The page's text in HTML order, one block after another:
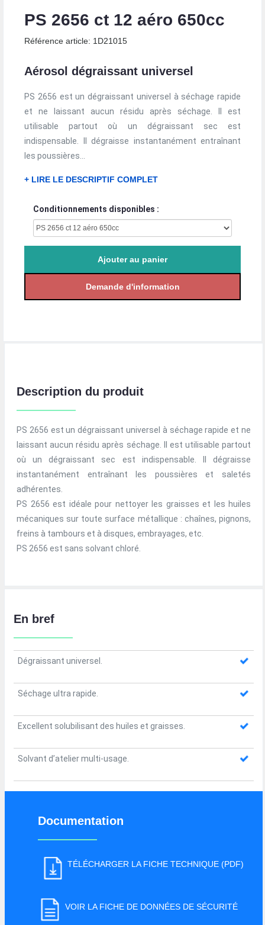
PS 2656 ct 12 aéro 650cc
Référence article: 1D21015
Aérosol dégraissant universel
PS 2656 est un dégraissant universel à séchage rapide
et ne laissant aucun résidu après séchage. Il est
utilisable partout où un dégraissant sec est
indispensable. Il dégraisse instantanément entraînant
les poussières...
+ LIRE LE DESCRIPTIF COMPLET
Conditionnements disponibles :
Description du produit
PS 2656 est un dégraissant universel à séchage rapide et ne
laissant aucun résidu après séchage. Il est utilisable partout
où un dégraissant sec est indispensable. Il dégraisse
instantanément entraînant les poussières et saletés
adhérentes.
PS 2656 est idéale pour nettoyer les graisses et les huiles
mécaniques sur toute surface métallique : chaînes, pignons,
freins à tambours et à disques, embrayages, etc.
PS 2656 est sans solvant chloré.
En bref
Dégraissant universel.
Séchage ultra rapide.
Excellent solubilisant des huiles et graisses.
Solvant d’atelier multi-usage.
Documentation
TÉLÉCHARGER LA FICHE TECHNIQUE (PDF)
VOIR LA FICHE DE DONNÉES DE SÉCURITÉ